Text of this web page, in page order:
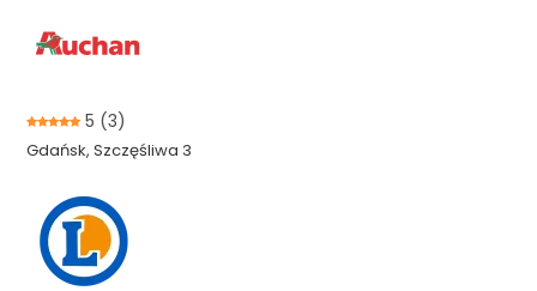
5 (3)
Gdańsk, Szczęśliwa 3